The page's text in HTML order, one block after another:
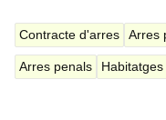
Contracte d'arres Arres
Arres penals